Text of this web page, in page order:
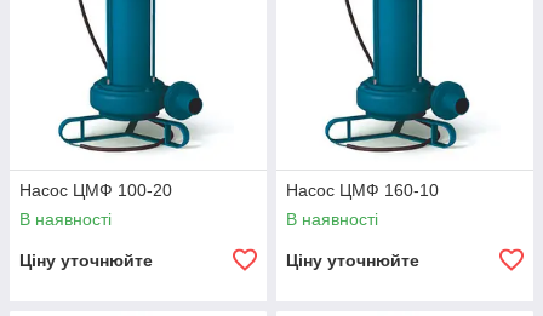
Насос ЦМФ 100-20
В наявності
Ціну уточнюйте
Насос ЦМФ 160-10
В наявності
Ціну уточнюйте